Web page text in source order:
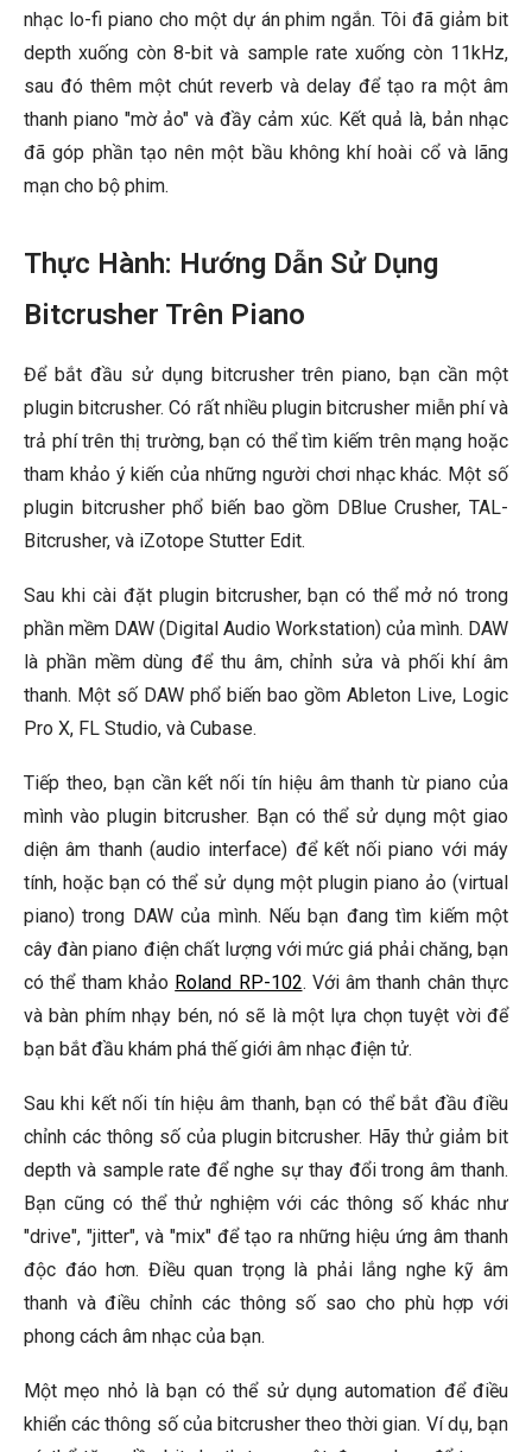
nhạc lo-fi piano cho một dự án phim ngắn. Tôi đã giảm bit
depth xuống còn 8-bit và sample rate xuống còn 11kHz,
sau đó thêm một chút reverb và delay để tạo ra một âm
thanh piano "mờ ảo" và đầy cảm xúc. Kết quả là, bản nhạc
đã góp phần tạo nên một bầu không khí hoài cổ và lãng
mạn cho bộ phim.
Thực Hành: Hướng Dẫn Sử Dụng
Bitcrusher Trên Piano
Để bắt đầu sử dụng bitcrusher trên piano, bạn cần một
plugin bitcrusher. Có rất nhiều plugin bitcrusher miễn phí và
trả phí trên thị trường, bạn có thể tìm kiếm trên mạng hoặc
tham khảo ý kiến của những người chơi nhạc khác. Một số
plugin bitcrusher phổ biến bao gồm DBlue Crusher, TAL-
Bitcrusher, và iZotope Stutter Edit.
Sau khi cài đặt plugin bitcrusher, bạn có thể mở nó trong
phần mềm DAW (Digital Audio Workstation) của mình. DAW
là phần mềm dùng để thu âm, chỉnh sửa và phối khí âm
thanh. Một số DAW phổ biến bao gồm Ableton Live, Logic
Pro X, FL Studio, và Cubase.
Tiếp theo, bạn cần kết nối tín hiệu âm thanh từ piano của
mình vào plugin bitcrusher. Bạn có thể sử dụng một giao
diện âm thanh (audio interface) để kết nối piano với máy
tính, hoặc bạn có thể sử dụng một plugin piano ảo (virtual
piano) trong DAW của mình. Nếu bạn đang tìm kiếm một
cây đàn piano điện chất lượng với mức giá phải chăng, bạn
có thể tham khảo Roland RP-102. Với âm thanh chân thực
và bàn phím nhạy bén, nó sẽ là một lựa chọn tuyệt vời để
bạn bắt đầu khám phá thế giới âm nhạc điện tử.
Sau khi kết nối tín hiệu âm thanh, bạn có thể bắt đầu điều
chỉnh các thông số của plugin bitcrusher. Hãy thử giảm bit
depth và sample rate để nghe sự thay đổi trong âm thanh.
Bạn cũng có thể thử nghiệm với các thông số khác như
"drive", "jitter", và "mix" để tạo ra những hiệu ứng âm thanh
độc đáo hơn. Điều quan trọng là phải lắng nghe kỹ âm
thanh và điều chỉnh các thông số sao cho phù hợp với
phong cách âm nhạc của bạn.
Một mẹo nhỏ là bạn có thể sử dụng automation để điều
khiển các thông số của bitcrusher theo thời gian. Ví dụ, bạn